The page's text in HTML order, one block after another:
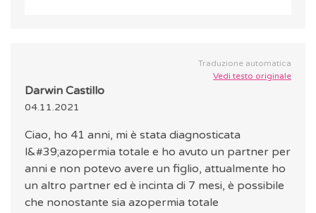
Traduzione automatica
Vedi testo originale
Darwin Castillo
04.11.2021
Ciao, ho 41 anni, mi è stata diagnosticata
l&#39;azopermia totale e ho avuto un partner per
anni e non potevo avere un figlio, attualmente ho
un altro partner ed è incinta di 7 mesi, è possibile
che nonostante sia azopermia totale